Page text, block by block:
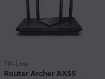
TP-Link
Router Archer AX55